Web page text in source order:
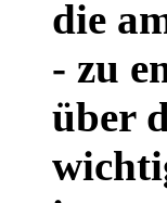
die
- zu
über